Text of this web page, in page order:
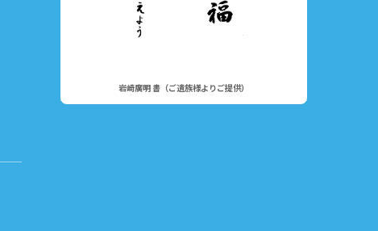
岩崎廣明 書（ご遺族様よりご提供）